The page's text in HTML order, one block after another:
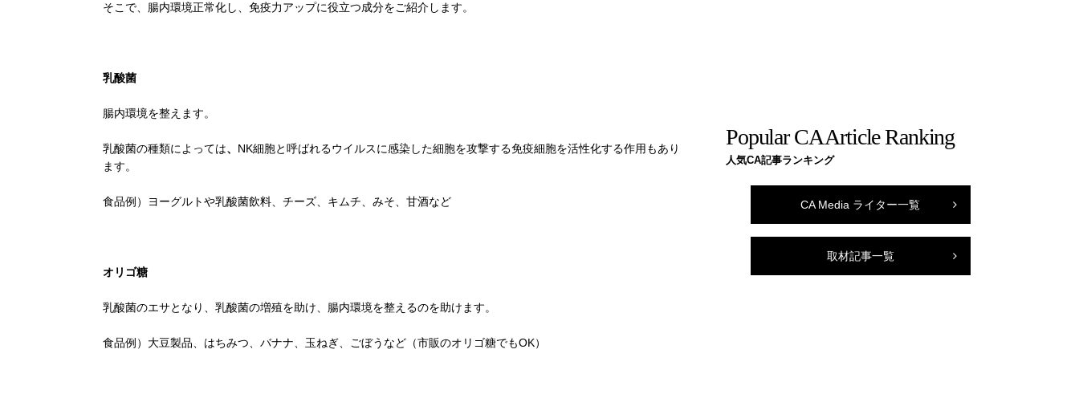
そこで、腸内環境正常化し、免疫力アップに役立つ成分をご紹介します。
乳酸菌
腸内環境を整えます。
乳酸菌の種類によっては、 NK細胞と呼ばれるウイルスに感染した細胞を攻撃する免疫細胞を活性化する作用もあり
ます。
食品例）ヨーグルトや乳酸菌飲料、チーズ、キムチ、みそ、甘酒など
オリゴ糖
乳酸菌のエサとなり、乳酸菌の増殖を助け、腸内環境を整えるのを助けます。
食品例）大豆製品、はちみつ、バナナ、玉ねぎ、ごぼうなど（市販のオリゴ糖でもOK）
Popular CA Article Ranking
人気CA記事ランキング
CA Media ライター一覧
取材記事一覧